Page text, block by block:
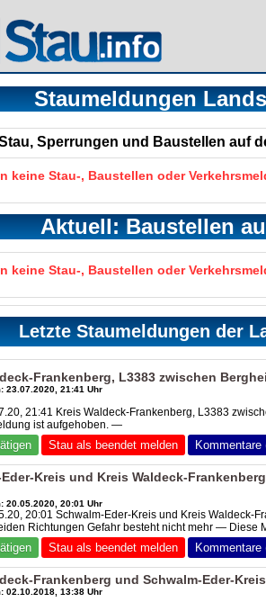
Staumeldungen
Sperrungen und Baustellen auf
keine Stau-, Baustellen oder
Aktuell: Baustellen
keine Stau-, Baustellen oder
Letzte Staumeldungen der
Frankenberg, L3383 zwischen
23.07.2020, 21:41 Uhr
21:41 Kreis Waldeck-Frankenberg, L3383
ist aufgehoben. —
Stau als beendet melden Kommentare
Kreis und Kreis Waldeck-
20.05.2020, 20:01 Uhr
20:01 Schwalm-Eder-Kreis und Kreis Waldeck-
Richtungen Gefahr besteht nicht mehr — Diese
Stau als beendet melden Kommentare
Frankenberg und Schwalm-Eder-
02.10.2018, 13:38 Uhr